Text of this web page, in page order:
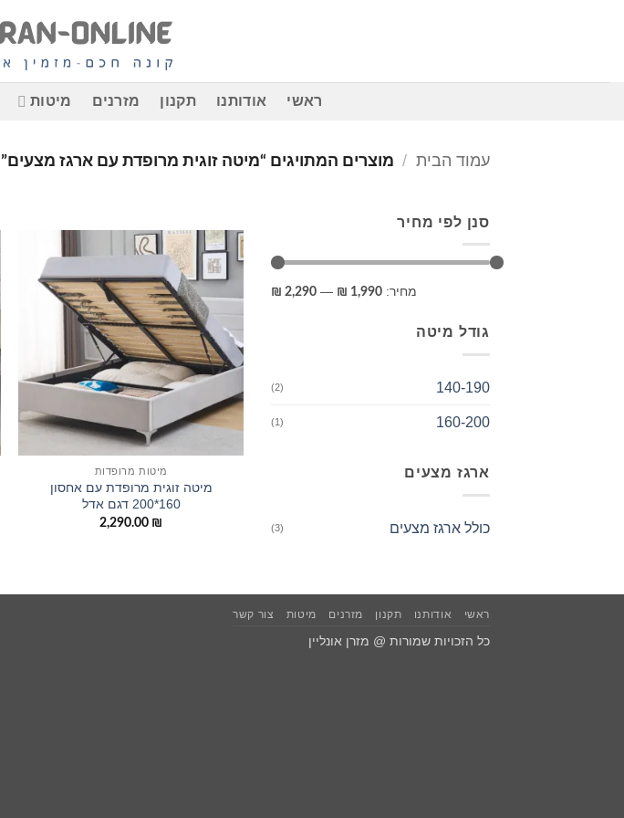
ראשי אודותנו תקנון מזרנים מיטות
עמוד הבית / מוצרים המתויגים “מיטה זוגית מרופדת עם ארגז מצעים”
סנן לפי מחיר
מחיר: 1,990 ₪
—
2,290 ₪
גודל מיטה
140-190
(2)
160-200
(1)
ארגז מצעים
כולל ארגז מצעים (3)
הוסף
למוצרים
מיטות מרופדות
מיטה זוגית מרופדת עם אחסון
160*200 דגם אדל
2,290.00 ₪
ראשי אודותנו תקנון מזרנים מיטות צור קשר
כל הזכויות שמורות @ מזרן אונליין